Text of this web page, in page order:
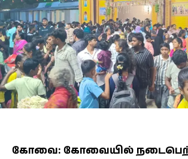
கோவை: கோவையில்